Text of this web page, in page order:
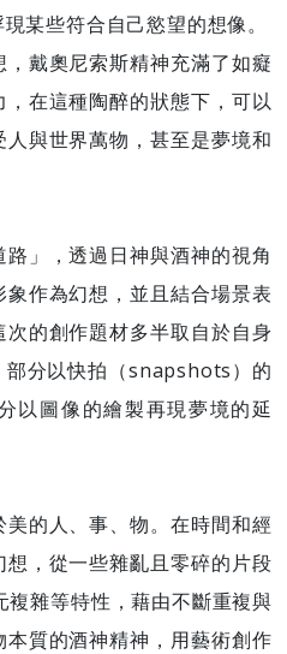
某些符合自己慾望的想像。
戴奧尼索斯精神充滿了如癡
在這種陶醉的狀態下，可以
與世界萬物，甚至是夢境和
路」，透過日神與酒神的視角
作為幻想，並且結合場景表
的創作題材多半取自於自身
部分以快拍（snapshots）的
以圖像的繪製再現夢境的延
的人、事、物。在時間和經
，從一些雜亂且零碎的片段
雜等特性，藉由不斷重複與
質的酒神精神，用藝術創作